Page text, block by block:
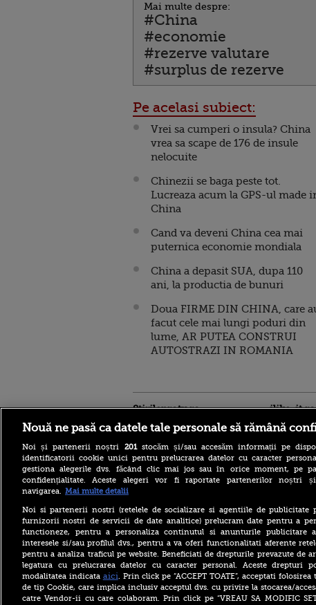
Mai multe despre:
#China
#economie
#rezerve valutare
#surplus de rezerve
Pe acelasi subiect:
Vrei sa cumperi o insula? China
vrea sa scape de 176 de insule
nelocuite
Chinezii se baga peste tot.
Lucreaza acum la GPS-ul made
China
Cand va deveni China cea mai
puternica economie mondiala
China a depasit SUA, dupa 110
ani, la productia de bunuri
Doua FIRME DIN CHINA, care
facut cele mai lungi poduri din
lume, AR PUTEA CONSTRUI
AUTOSTRAZI IN ROMANIA
Stirileprotv.ro
scos la iveală fundațiile
unui pod roman vechi de
aproape 1.700 de ani. FOTO
Bacteria care „mănâncă”
țesuturile a provocat
moartea a cinci persoane în
acest an, anunță autoritățile
Bolojan, înaintea ratingului
ilike-it.ro
Nouă ne pasă ca datele tale personale să rămână
Noi și partenerii noștri 201stocăm și/sau accesăm informații pe
identificatorii cookie unici pentru prelucrarea datelor cu caracter
gestiona alegerile dvs. făcând clic mai jos sau în orice moment, pe
confidențialitate. Aceste alegeri vor fi raportate partenerilor noștri
navigarea. Mai multe detalii
Noi si partenerii nostri (retelele de socializare si agentiile de publicitate
furnizorii nostri de servicii de date analitice) prelucram date pentru a
functioneze, pentru a personaliza continutul si anunturile publicitare
interesele si/sau profilul dvs., pentru a va oferi functionalitati aferente
pentru a analiza traficul pe website. Beneficiati de drepturile prevazute de
legatura cu prelucrarea datelor cu caracter personal. Aceste drepturi
modalitatea indicata aici. Prin click pe “ACCEPT TOATE”, acceptati
de tip Cookie, care implica inclusiv acceptul dvs. cu privire la stocarea/
catre Vendor-ii cu care colaboram. Prin click pe “VREAU SA MODIFIC